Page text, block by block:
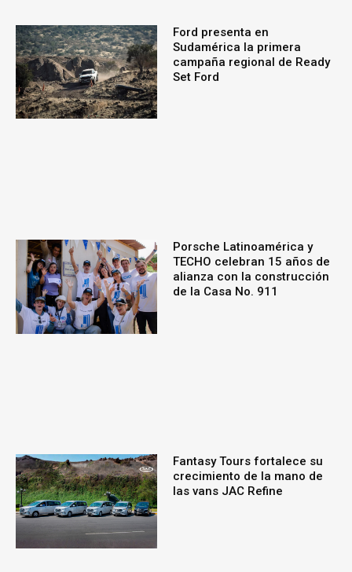
Ford presenta en
Sudamérica la primera
campaña regional de Ready
Set Ford
Porsche Latinoamérica y
TECHO celebran 15 años de
alianza con la construcción
de la Casa No. 911
Fantasy Tours fortalece su
crecimiento de la mano de
las vans JAC Refine